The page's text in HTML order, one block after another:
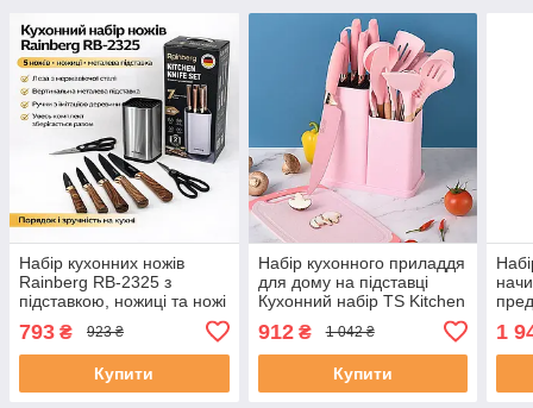
Набір кухонних ножів
Rainberg RB-2325 з
підставкою, ножиці та ножі
предметів, коричневий
793 ₴ 923 ₴
Купити
Набір кухонного приладдя
для дому на підставці
Кухонний набір TS Kitchen
Рожевий
912₴ 1 042 ₴
Купити
1